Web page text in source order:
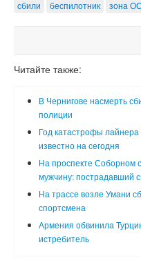
сбили
беспилотник зона
Читайте также:
В Чернигове насмерть
полиции
Год катастрофы
известно на сегодня
На проспекте Соборном
мужчину: пострадавший
На трассе возле Умани
спортсмена
Армения обвинила
истребитель